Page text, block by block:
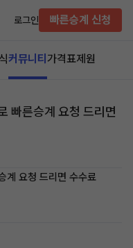
로그인 빠른승계 신청
커뮤니티 가격표제원
빠른승계 요청 드리면
계 요청 드리면 수수료